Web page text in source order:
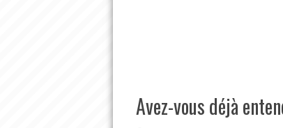
Avez-vous déjà